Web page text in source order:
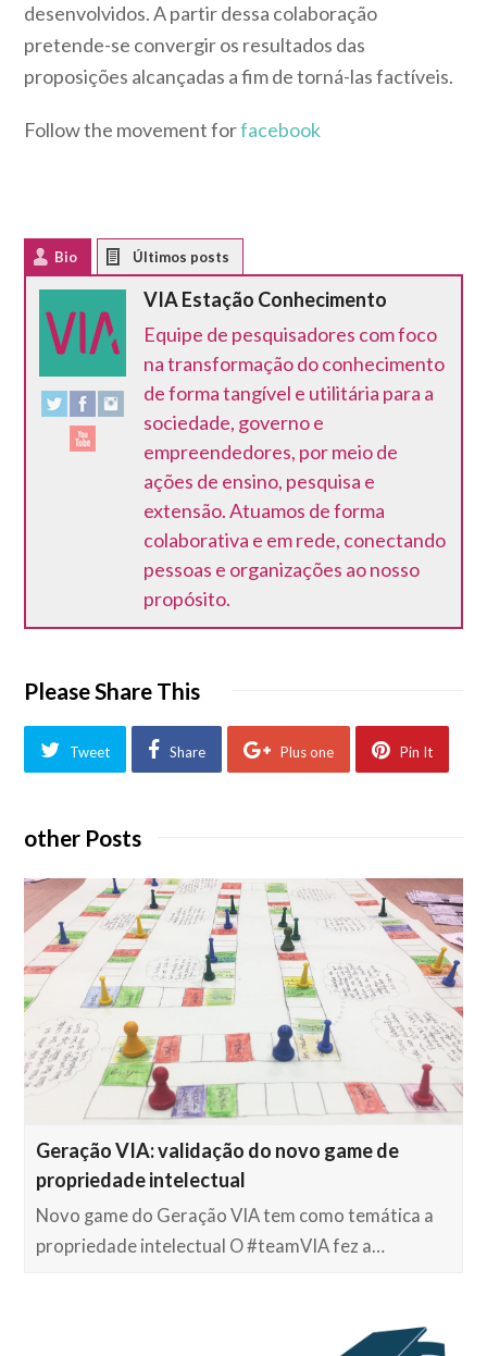
desenvolvidos. A partir dessa colaboração
pretende-se convergir os resultados das
proposições alcançadas a fim de torná-las factíveis.
Follow the movement forfacebook
Bio
VIA Estação Conhecimento
Equipe de pesquisadores com foco
na transformação do conhecimento
de forma tangível e utilitária para a
sociedade, governo e
empreendedores, por meio de
ações de ensino, pesquisa e
extensão. Atuamos de forma
colaborativa e em rede, conectando
pessoas e organizações ao nosso
propósito.
Please Share This
Tweet Share Plus one Pin It
other Posts
Geração VIA: validação do novo game de
propriedade intelectual
Novo game do Geração VIA tem como temática a
propriedade intelectual O #teamVIA fez a…